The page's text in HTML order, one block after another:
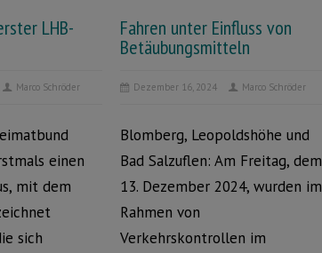
LHB-
Marco Schröder
einen
mit dem
sich
Fahren unter Einfluss von
Betäubungsmitteln
Dezember 16, 2024 Marco Schröder
Blomberg, Leopoldshöhe und
Bad Salzuflen: Am Freitag, dem
13. Dezember 2024, wurden im
Rahmen von
Verkehrskontrollen im